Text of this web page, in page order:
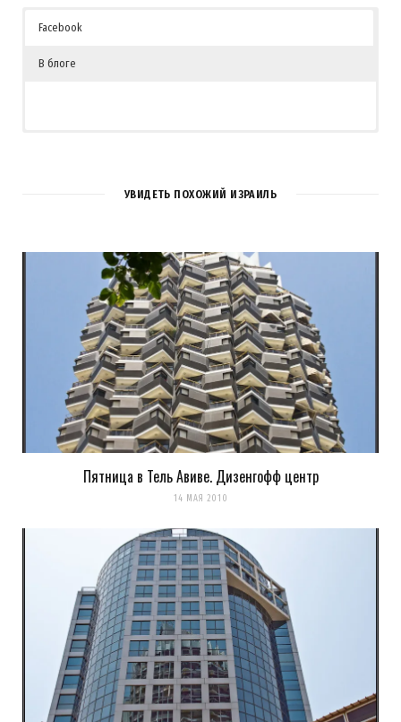
Facebook
В блоге
1COMMENT
ИраКо
15 ЛЕТ AGO
И как в управлении светофорами? Дали чем-нибудь
поуправлять? В порт мы тоже собирались, но как-то не
срослось.Были как-то сами на смотровой площадке в Азриэли,
но крыша — это здОрово!
На всякий случай, мы были в № 90 и №92
http://antipedagogika.com/?p=5944
УВИДЕТЬ ПОХОЖИЙ ИЗРАИЛЬ
Пятница в Тель Авиве. Дизенгофф центр
14 МАЯ 2010